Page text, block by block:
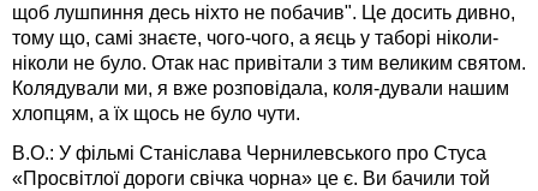
щоб лушпиння десь ніхто не побачив". Це досить дивно,
тому що, самі знаєте, чого-чого, а яєць у таборі ніколи-
ніколи не було. Отак нас привітали з тим великим святом.
Колядували ми, я вже розповідала, коля-дували нашим
хлопцям, а їх щось не було чути.
В.О.: У фільмі Станіслава Чернилевського про Стуса
«Просвітлої дороги свічка чорна» це є. Ви бачили той